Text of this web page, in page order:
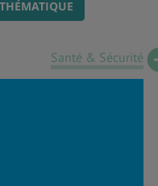
Santé & Sécurité